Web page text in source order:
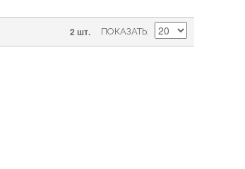
2 шт. ПОКАЗАТЬ